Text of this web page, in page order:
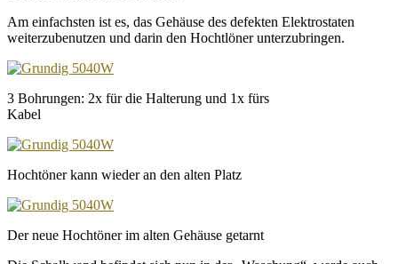
Am einfachsten ist es, das Gehäuse des defekten Elektrostaten
weiterzubenutzen und darin den Hochtlöner unterzubringen.
3 Bohrungen: 2x für die Halterung und 1x fürs
Kabel
Hochtöner kann wieder an den alten Platz
Der neue Hochtöner im alten Gehäuse getarnt